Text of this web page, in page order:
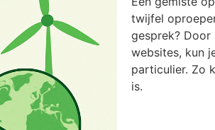
twijfel
gesprek?
websites, kun
particulier. Zo
is.